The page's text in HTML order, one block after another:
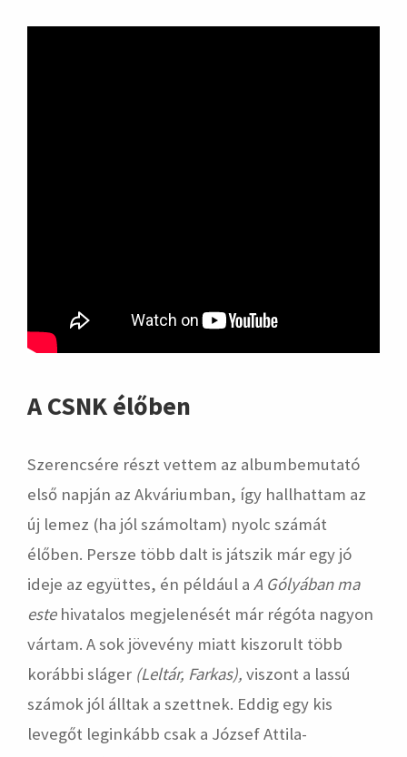
A CSNK élőben
Szerencsére részt vettem az albumbemutató
első napján az Akváriumban, így hallhattam az
új lemez (ha jól számoltam) nyolc számát
élőben. Persze több dalt is játszik már egy jó
ideje az együttes, én például a A Gólyában ma
este hivatalos megjelenését már régóta nagyon
vártam. A sok jövevény miatt kiszorult több
korábbi sláger (Leltár, Farkas), viszont a lassú
számok jól álltak a szettnek. Eddig egy kis
levegőt leginkább csak a József Attila-